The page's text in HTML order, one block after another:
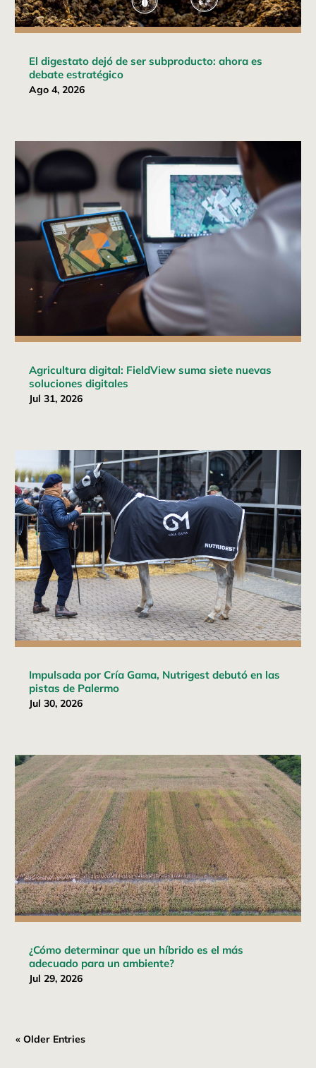
El digestato dejó de ser subproducto: ahora es
debate estratégico
Ago 4, 2026
Agricultura digital: FieldView suma siete nuevas
soluciones digitales
Jul 31, 2026
Impulsada por Cría Gama, Nutrigest debutó en las
pistas de Palermo
Jul 30, 2026
¿Cómo determinar que un híbrido es el más
adecuado para un ambiente?
Jul 29, 2026
« Older Entries